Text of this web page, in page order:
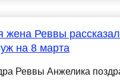
жена Реввы
на 8 марта
Реввы Анжелика